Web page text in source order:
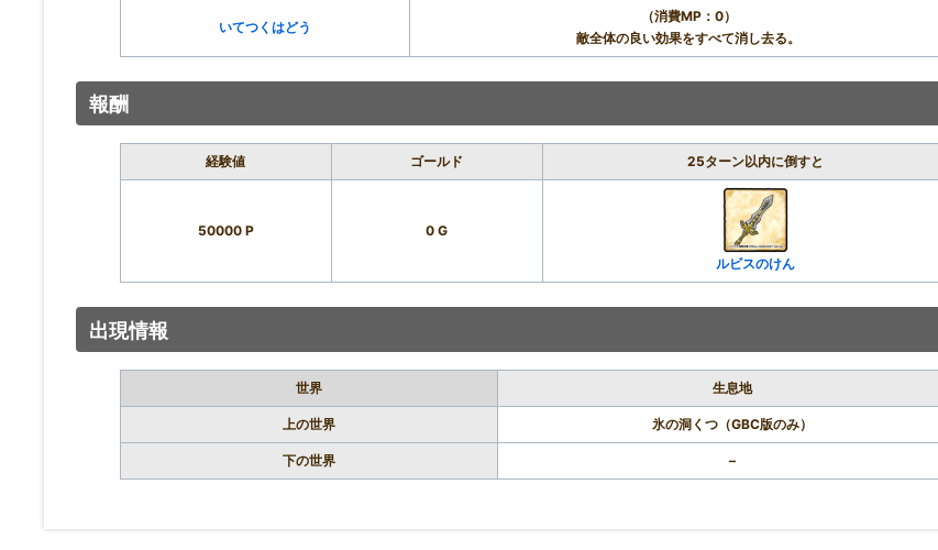
いてつくはどう
（消費MP：0）
敵全体の良い効果をすべて消し去る。
報酬
経験値 ゴールド 25ターン以内に倒すと
50000 P
0 G
ルビスのけん
出現情報
世界 生息地
上の世界 氷の洞くつ（GBC版のみ）
下の世界 –